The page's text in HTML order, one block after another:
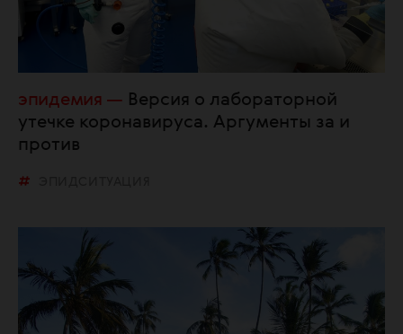
эпидемия
Версия о лабораторной
утечке коронавируса. Аргументы за и
против